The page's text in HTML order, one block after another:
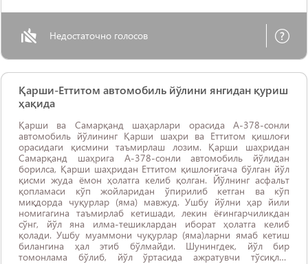
Недостаточно голосов
Қарши-Еттитом автомобиль йўлини янгидан қуриш
ҳақида
Қарши ва Самарқанд шаҳарлари орасида А-378-сонли
автомобиль йўлининг Қарши шаҳри ва Еттитом қишлоғи
орасидаги қисмини таъмирлаш лозим. Қарши шаҳридан
Самарқанд шаҳрига А-378-сонли автомобиль йўлидан
борилса, Қарши шаҳридан Еттитом қишлоғигача бўлган йўл
қисми жуда ёмон ҳолатга келиб қолган. Йўлнинг асфальт
қопламаси кўп жойларидан ўпирилиб кетган ва кўп
миқдорда чуқурлар (яма) мавжуд. Ушбу йўлни ҳар йили
номигагина таъмирлаб кетишади, лекин ёғингарчиликдан
сўнг, йўл яна илма-тешиклардан иборат ҳолатга келиб
қолади. Ушбу муаммони чуқурлар (яма)ларни ямаб кетиш
билангина ҳал этиб бўлмайди. Шунингдек, йўл бир
томонлама бўлиб, йўл ўртасида ажратувчи тўсиқлар